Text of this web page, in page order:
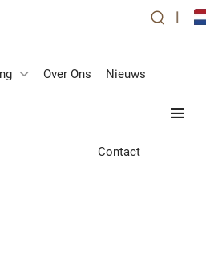
|
Over Ons Nieuws
Contact